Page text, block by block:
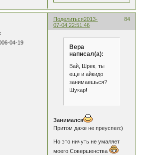
Поделиться 84
2013-
07-04 22:51:46
04-19
Вера
написал(а):
Вай, Шрек, ты
еще и айкидо
занимаешься?
Шукар!
Занимался
Притом даже не преуспел:)
Но это ничуть не умаляет
моего Совершенства